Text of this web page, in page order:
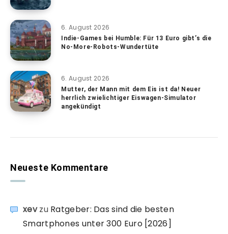
6. August 2026
Indie-Games bei Humble: Für 13 Euro gibt’s die
No-More-Robots-Wundertüte
6. August 2026
Mutter, der Mann mit dem Eis ist da! Neuer
herrlich zwielichtiger Eiswagen-Simulator
angekündigt
Neueste Kommentare
xevzu Ratgeber: Das sind die besten
Smartphones unter 300 Euro [2026]